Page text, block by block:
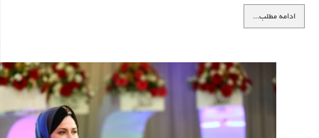
نکته مهم توجه کرد:
چرا؟ چه چیز؟ چه کسی؟
مخاطب سخنرانی چه کسی است؟
ادامه مطلب...